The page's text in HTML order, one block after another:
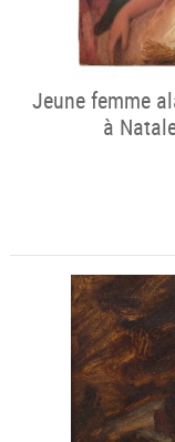
Jeune femme
à